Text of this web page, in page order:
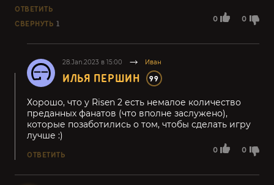
0 0
ОТВЕТИТЬ
СВЕРНУТЬ 1
28.Jan.2023 в 15:00 Иван
ИЛЬЯ ПЕРШИН 99
0 0
Хорошо, что у Risen 2 есть немалое количество
преданных фанатов (что вполне заслужено),
которые позаботились о том, чтобы сделать игру
лучше :)
ОТВЕТИТЬ